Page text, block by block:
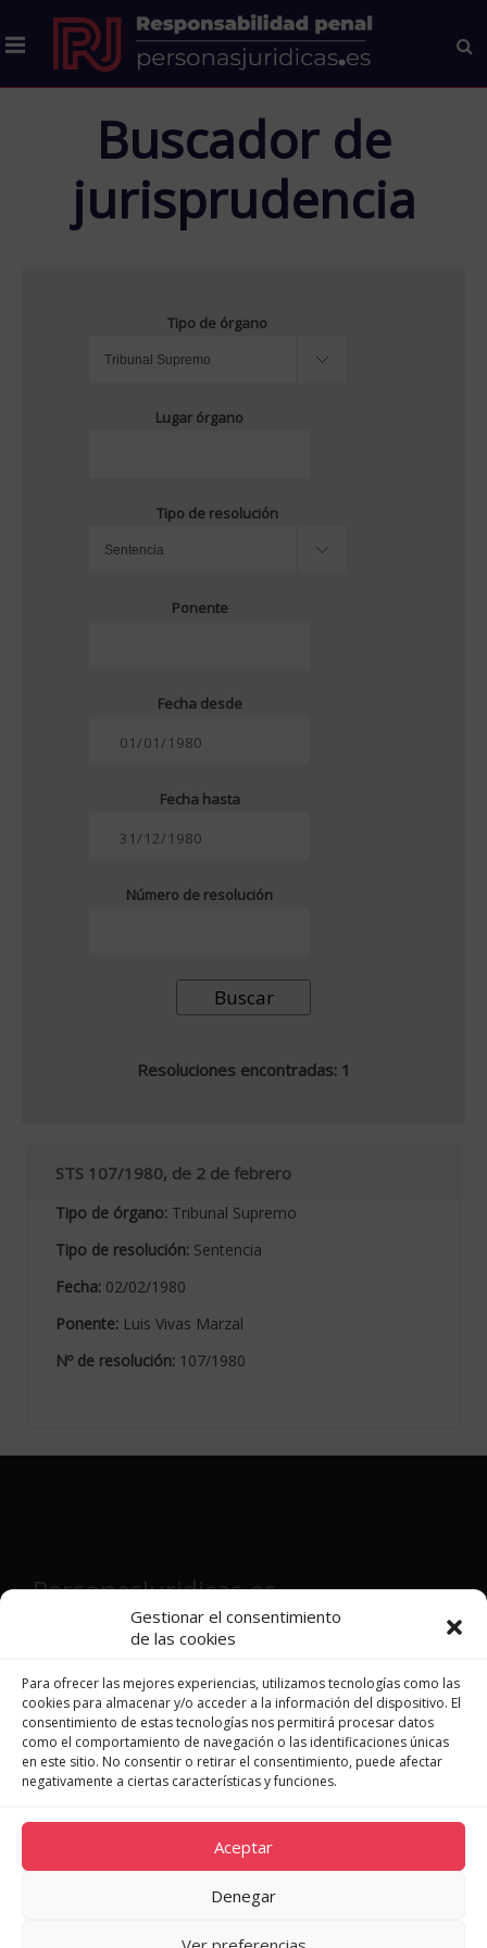
Gestionar el consentimiento
de las cookies
Para ofrecer las mejores experiencias, utilizamos tecnologías como las
cookies para almacenar y/o acceder a la información del dispositivo. El
consentimiento de estas tecnologías nos permitirá procesar datos
como el comportamiento de navegación o las identificaciones únicas
en este sitio. No consentir o retirar el consentimiento, puede afectar
negativamente a ciertas características y funciones.
Aceptar
Denegar
Buscador de
jurisprudencia
Tipo de órgano
Lugar órgano
Tipo de resolución
Ponente
Fecha desde
Fecha hasta
Número de resolución
Resoluciones encontradas: 1
STS 107/1980, de 2 de febrero
Tipo de órgano: Tribunal Supremo
Tipo de resolución: Sentencia
Fecha: 02/02/1980
Ponente: Luis Vivas Marzal
Nº de resolución: 107/1980
PersonasJuridicas.es
Director y fundador:
Patón
JURISPRUDENCIA
DOCTRINA